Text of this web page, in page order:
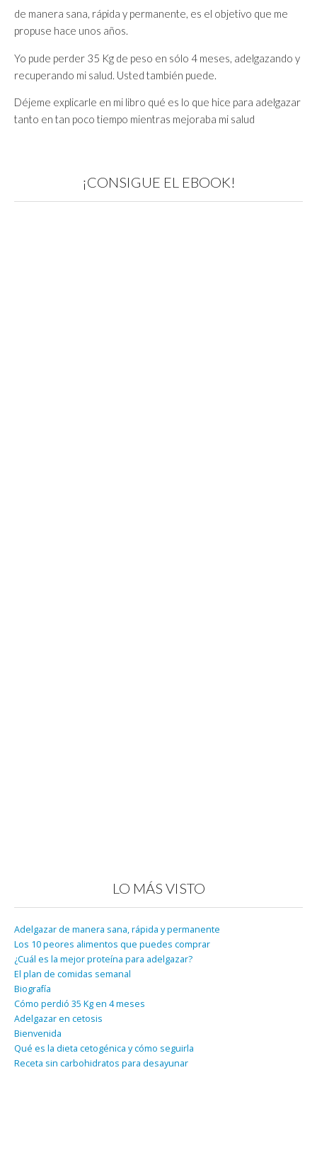
de manera sana, rápida y permanente, es el objetivo que me
propuse hace unos años.
Yo pude perder 35 Kg de peso en sólo 4 meses, adelgazando y
recuperando mi salud. Usted también puede.
Déjeme explicarle en mi libro qué es lo que hice para adelgazar
tanto en tan poco tiempo mientras mejoraba mi salud
¡CONSIGUE EL EBOOK!
LO MÁS VISTO
Adelgazar de manera sana, rápida y permanente
Los 10 peores alimentos que puedes comprar
¿Cuál es la mejor proteína para adelgazar?
El plan de comidas semanal
Biografía
Cómo perdió 35 Kg en 4 meses
Adelgazar en cetosis
Bienvenida
Qué es la dieta cetogénica y cómo seguirla
Receta sin carbohidratos para desayunar